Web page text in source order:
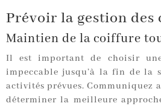
Prévoir la gestion des
Maintien de la coiffure
Il est important de choisir
impeccable jusqu’à la fin de la
activités prévues. Communiquez
déterminer la meilleure